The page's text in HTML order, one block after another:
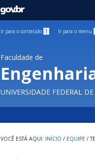
GOVBR
Ir para o conteúdo 1 Ir para o menu
Faculdade de
UNIVERSIDADE FEDERAL
INÍCIO / EQUIPE /